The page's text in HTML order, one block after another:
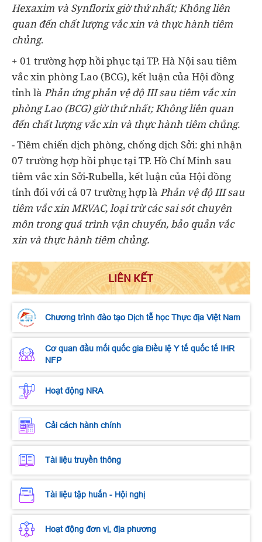
Hexaxim và Synflorix giờ thứ nhất; Không liên
quan đến chất lượng vắc xin và thực hành tiêm
chủng.
+ 01 trường hợp hồi phục tại TP. Hà Nội sau tiêm
vắc xin phòng Lao (BCG), kết luận của Hội đồng
tỉnh là Phản ứng phản vệ độ III sau tiêm vắc xin
phòng Lao (BCG) giờ thứ nhất; Không liên quan
đến chất lượng vắc xin và thực hành tiêm chủng.
- Tiêm chiến dịch phòng, chống dịch Sởi: ghi nhận
07 trường hợp hồi phục tại TP. Hồ Chí Minh sau
tiêm vắc xin Sởi-Rubella, kết luận của Hội đồng
tỉnh đối với cả 07 trường hợp làPhản vệ độ III sau
tiêm vắc xin MRVAC, loại trừ các sai sót chuyên
môn trong quá trình vận chuyển, bảo quản vắc
xin và thực hành tiêm chủng.
LIÊN KẾT
Chương trình đào tạo Dịch tễ học Thực địa Việt Nam
Cơ quan đầu mối quốc gia Điều lệ Y tế quốc tế IHR
NFP
Hoạt động NRA
Cải cách hành chính
Tài liệu truyền thông
Tài liệu tập huấn - Hội nghị
Hoạt động đơn vị, địa phương